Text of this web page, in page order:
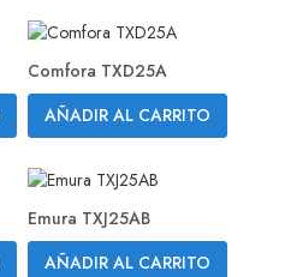
Comfora TXD25A
AÑADIR AL CARRITO
Emura TXJ25AB
AÑADIR AL CARRITO